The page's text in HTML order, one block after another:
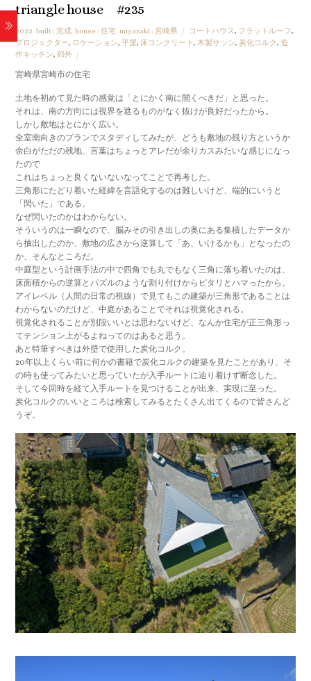
triangle house #235
2023 ,built : 完成 ,house : 住宅 ,miyazaki : 宮崎県 コートハウス, フラットルーフ,
プロジェクター, ロケーション,平屋, 床コンクリート,木製サッシ,炭化コルク,造
作キッチン,郊外
宮崎県宮崎市の住宅
土地を初めて見た時の感覚は「とにかく南に開くべきだ」と思った。
それは、南の方向には視界を遮るものがなく抜けが良好だったから。
しかし敷地はとにかく広い。
全室南向きのプランでスタディしてみたが、どうも敷地の残り方というか
余白がただの残地、言葉はちょっとアレだが余りカスみたいな感じになっ
たので
これはちょっと良くないないなってことで再考した。
三角形にたどり着いた経緯を言語化するのは難しいけど、端的にいうと
「閃いた」である。
なぜ閃いたのかはわからない。
そういうのは一瞬なので、脳みその引き出しの奥にある集積したデータか
ら抽出したのか、敷地の広さから逆算して「あ、いけるかも」となったの
か、そんなところだ。
中庭型という計画手法の中で四角でも丸でもなく三角に落ち着いたのは、
床面積からの逆算とパズルのような割り付けからピタリとハマったから。
アイレベル（人間の日常の視線）で見てもこの建築が三角形であることは
わからないのだけど、中庭があることでそれは視覚化される。
視覚化されることが別段いいとは思わないけど、なんか住宅が正三角形っ
てテンション上がるよねってのはあると思う。
あと特筆すべきは外壁で使用した炭化コルク。
20年以上くらい前に何かの書籍で炭化コルクの建築を見たことがあり、そ
の時も使ってみたいと思っていたが入手ルートに辿り着けず断念した。
そして今回時を経て入手ルートを見つけることが出来、実現に至った。
炭化コルクのいいところは検索してみるとたくさん出てくるので皆さんど
うぞ。